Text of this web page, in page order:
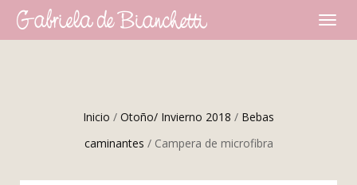
Inicio / Otoño/ Invierno 2018 / Bebas
caminantes / Campera de microfibra